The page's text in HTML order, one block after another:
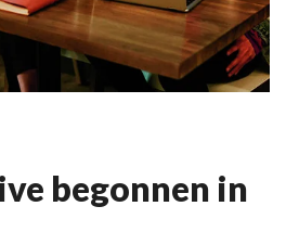
begonnen in